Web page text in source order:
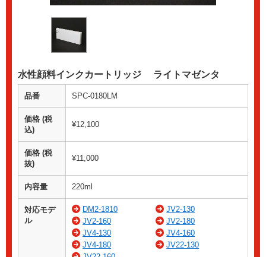
水性顔料インクカートリッジ ライトマゼンタ
品番 SPC-0180LM
価格 (税
込)
¥12,100
価格 (税
抜)
¥11,000
内容量 220ml
対応モデ
ル
DM2-1810
JV2-130
JV2-160
JV2-180
JV4-130
JV4-160
JV4-180
JV22-130